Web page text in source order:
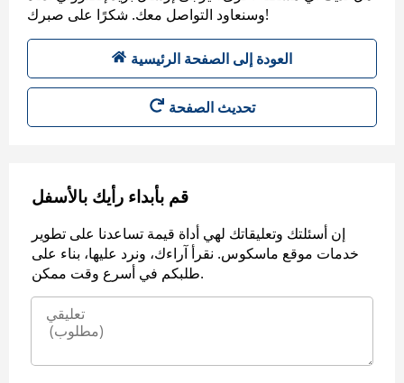
وسنعاود التواصل معك. شكرًا على صبرك!
العودة إلى الصفحة الرئيسية
تحديث الصفحة
قم بأبداء رأيك بالأسفل
إن أسئلتك وتعليقاتك لهي أداة قيمة تساعدنا على تطوير
خدمات موقع ماسكوس. نقرأ آراءك، ونرد عليها، بناء على
طلبكم في أسرع وقت ممكن.